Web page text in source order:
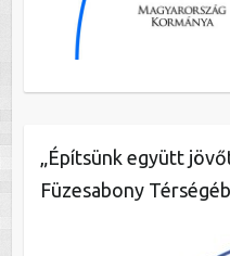
„Építsünk együtt
Füzesabony